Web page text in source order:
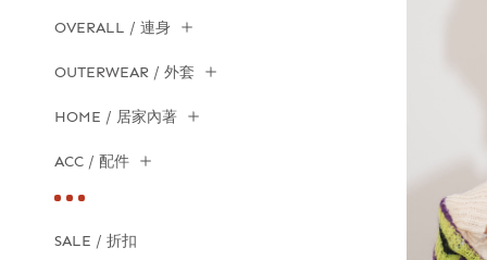
OVERALL / 連身
OUTERWEAR / 外套
HOME / 居家內著
ACC / 配件
SALE / 折扣